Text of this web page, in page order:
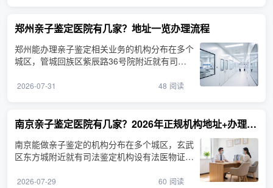
郑州亲子鉴定医院有几家？地址一览办理流程
郑州能办理亲子鉴定相关业务的机构分布在多个
城区，管城回族区紫辰路36号院附近就有司法
2026-07-31 48 阅读
南京亲子鉴定医院有几家？2026年正规机构地址+办理流程
南京能做亲子鉴定的机构分布在多个城区，玄武
区东方城附近就有司法鉴定机构设有法医物证鉴
2026-07-29 60 阅读